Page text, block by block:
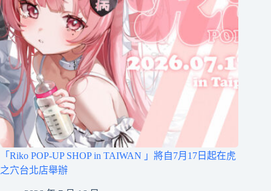
「Riko POP-UP SHOP in TAIWAN 」將自7月17日起在虎
之穴台北店舉辦